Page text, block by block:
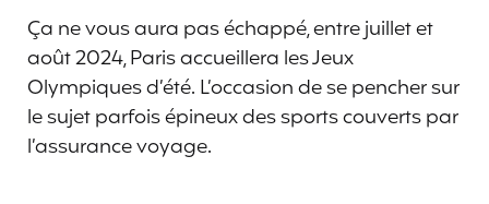
Ça ne vous aura pas échappé, entre juillet et
août 2024, Paris accueillera les Jeux
Olympiques d’été. L’occasion de se pencher sur
le sujet parfois épineux des sports couverts par
l’assurance voyage.